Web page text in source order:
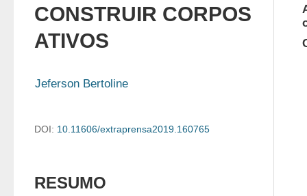
CONSTRUIR CORPOS
ATIVOS
Jeferson Bertoline
DOI: 10.11606/extraprensa2019.160765
RESUMO